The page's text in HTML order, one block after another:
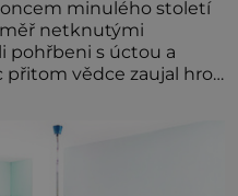
minulého století
netknutými
pohřbeni s úctou a
přitom vědce zaujal hrob
zachovalá, přičítají
podmínkám. Sucho,